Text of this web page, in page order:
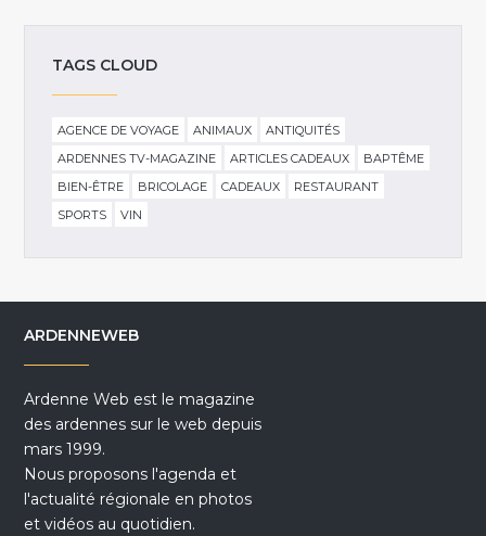
TAGS CLOUD
AGENCE DE VOYAGE ANIMAUX
ANTIQUITÉS
ARDENNES TV-MAGAZINE
ARTICLES CADEAUX
BAPTÊME
BIEN-ÊTRE
BRICOLAGE CADEAUX
RESTAURANT
SPORTS
VIN
ARDENNEWEB
Ardenne Web est le magazine
des ardennes sur le web depuis
mars 1999.
Nous proposons l'agenda et
l'actualité régionale en photos
et vidéos au quotidien.